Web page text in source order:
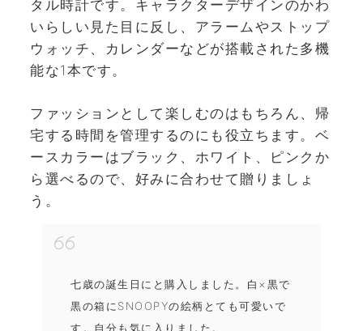
タル時計です。キャラクターデザインのかわ
いらしい見た目に反し、アラームやストップ
ウォッチ、カレンダーなどが搭載された多機
能な1本です。
ファッションとして楽しむのはもちろん、帰
宅する時間を管理するのにも役立ちます。ベ
ースカラーはブラック、ホワイト、ピンクか
ら選べるので、好みに合わせて贈りましょ
う。
七歳の誕生日にと購入しました。白×黒で
黒の箱にSNOOPYの絵柄とても可愛いで
す。自分も気に入りました。